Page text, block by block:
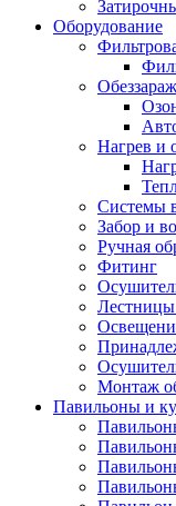
Оборудование
Нагрев и
Системы
Забор и
Ручная
Фитинг
Лестницы
Монтаж
Павильоны и